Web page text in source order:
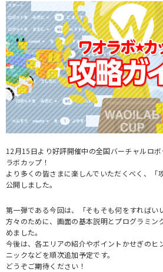
12月15日より好評開催中の全国バーチャルロ
ラボカップ！
より多くの皆さまに楽しんでいただくべく、「
公開しました。
第一弾である今回は、「そもそも何をすればい
方々のために、画面の基本説明とプログラミン
めました。
今後は、各エリアの紹介やポイントかせぎのヒ
ニックなどを順次追加予定です。
どうぞご期待ください！